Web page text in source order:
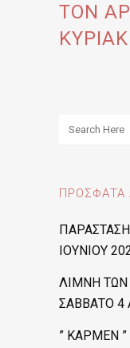
ΤΟΝ
ΠΡΌΣΦΑΤΑ
ΙΟΥΝΙΟΥ
ΛΙΜΝΗ ΤΩΝ
ΣΑΒΒΑΤΟ 4
” ΚΑΡΜΕΝ